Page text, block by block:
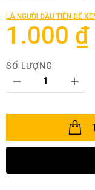
viện
hình
LÀ NGƯỜI ĐẦU TIÊN ĐỂ
1.000 ₫
SỐ LƯỢNG